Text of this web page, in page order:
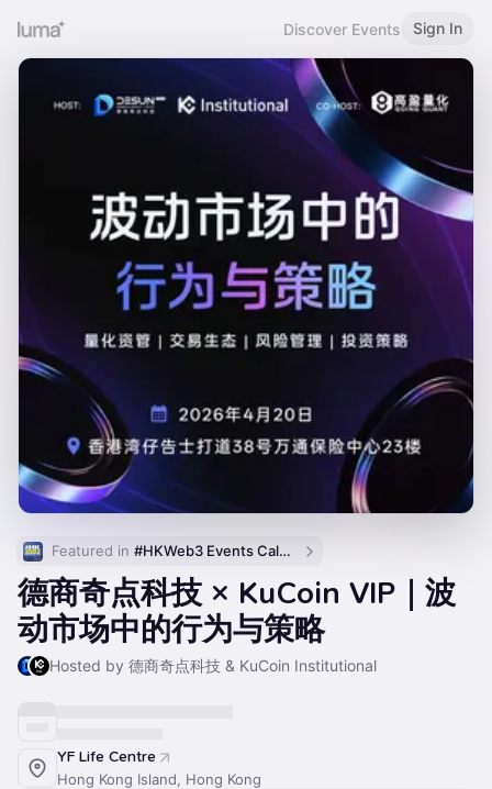
Discover Events Sign In
Featured in #HKWeb3 Events Calendar
德商奇点科技 × KuCoin VIP｜波
动市场中的行为与策略
Hosted by 德商奇点科技 & KuCoin Institutional
YF Life Centre
Hong Kong Island, Hong Kong